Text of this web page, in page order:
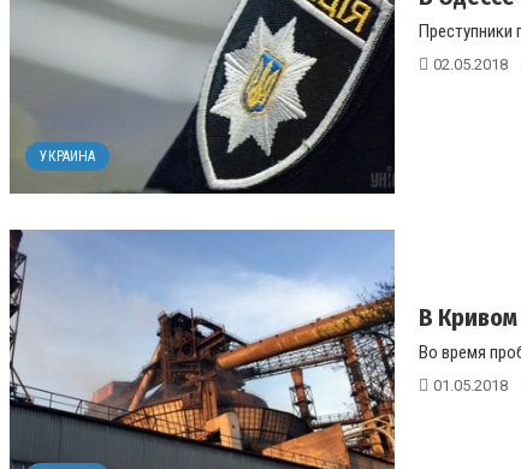
УКРАИНА
Преступники
02.05.2018
В Кривом
Во время
01.05.2018